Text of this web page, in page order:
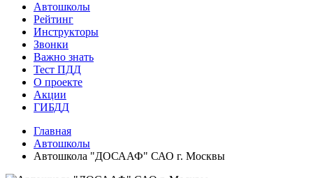
Автошколы
Рейтинг
Инструкторы
Звонки
Важно знать
Тест ПДД
О проекте
Акции
ГИБДД
Главная
Автошколы
Автошкола "ДОСААФ" САО г. Москвы